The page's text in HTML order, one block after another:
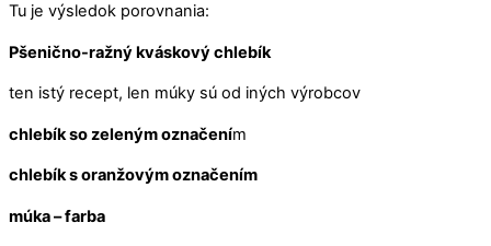
Tu je výsledok porovnania:
Pšenično-ražný kváskový chlebík
ten istý recept, len múky sú od iných výrobcov
chlebík so zeleným označením
chlebík s oranžovým označením
múka – farba